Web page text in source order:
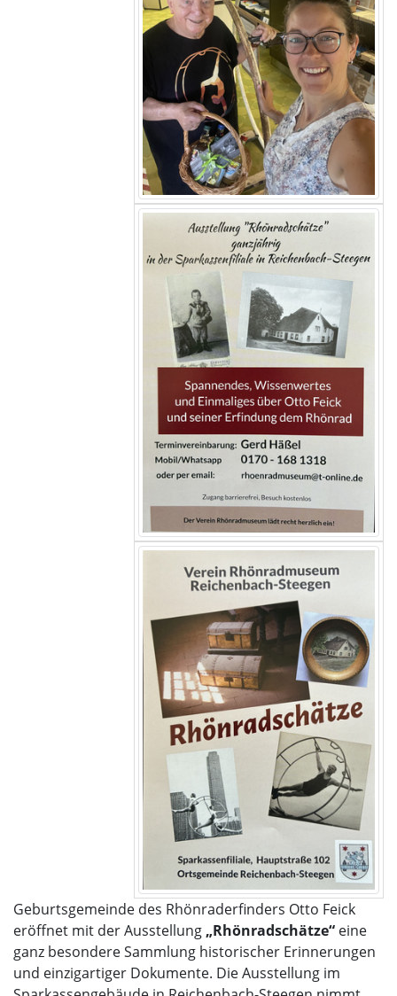
Geburtsgemeinde des Rhönraderfinders Otto Feick
eröffnet mit der Ausstellung „Rhönradschätze“ eine
ganz besondere Sammlung historischer Erinnerungen
und einzigartiger Dokumente. Die Ausstellung im